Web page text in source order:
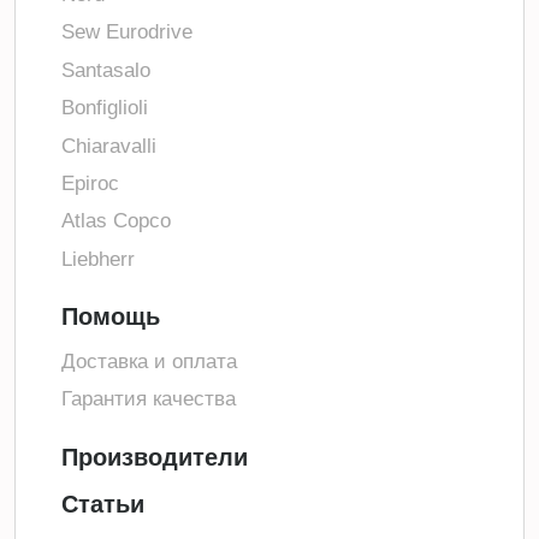
Sew Eurodrive
Santasalo
Bonfiglioli
Chiaravalli
Epiroc
Atlas Copco
Liebherr
Помощь
Доставка и оплата
Гарантия качества
Производители
Статьи